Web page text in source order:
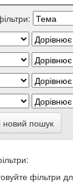
новий пошук
фільтри